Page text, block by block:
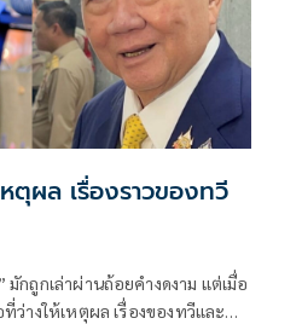
ตุผล เรื่องราวของทวี
กถูกเล่าผ่านถ้อยคำงดงาม แต่เมื่อ
ว่างให้เหตุผล เรื่องของทวีและ